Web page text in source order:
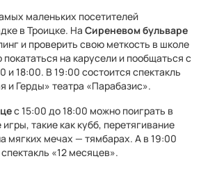
маленьких посетителей
в Троицке. На Сиреневом бульваре
и проверить свою меткость в школе
на карусели и пообщаться с
18:00. В 19:00 состоится спектакль
и Герды» театра «Парабазис».
с 15:00 до 18:00 можно поиграть в
такие как кубб, перетягивание
мягких мечах — тямбарах. А в 19:00
«12 месяцев».